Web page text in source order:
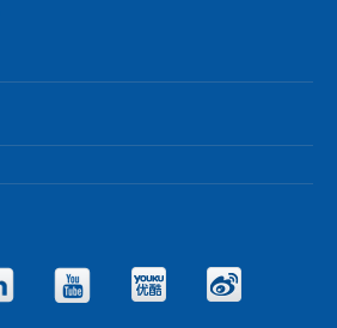
Facebook Twitter LinkedIn YouTube